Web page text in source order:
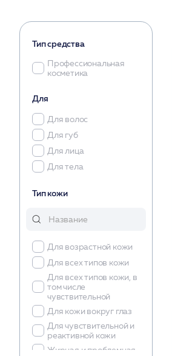
Тип средства
Профессиональная
косметика
Для
Для волос
Для губ
Для лица
Для тела
Тип кожи
Для возрастной кожи
Для всех типов кожи
Для всех типов кожи, в
том числе
чувствительной
Для кожи вокруг глаз
Для чувствительной и
реактивной кожи
Жирная и проблемная